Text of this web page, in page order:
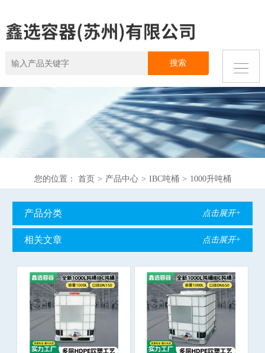
您的位置： 首页 > 产品中心 > IBC吨桶 > 1000升吨桶
产品分类 点击展开+
相关文章 点击展开+